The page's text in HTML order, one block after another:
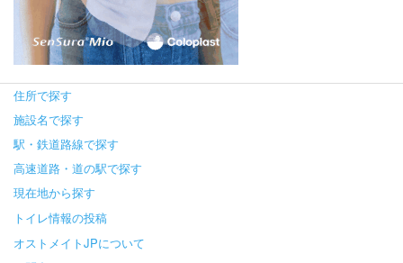
住所で探す
施設名で探す
駅・鉄道路線で探す
高速道路・道の駅で探す
現在地から探す
トイレ情報の投稿
オストメイトJPについて